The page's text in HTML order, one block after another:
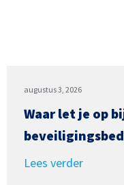
augustus 3, 2026
Waar let je op
Lees verder